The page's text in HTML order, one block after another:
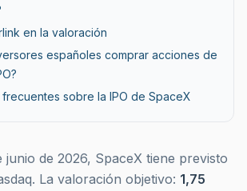
en la valoración
españoles comprar acciones de
frecuentes sobre la IPO de SpaceX
junio de 2026, SpaceX tiene previsto
La valoración objetivo: 1,75